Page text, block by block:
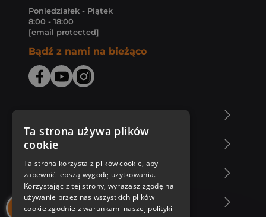
Poniedziałek - Piątek
8:00 - 18:00
[email protected]
Bądź z nami na bieżąco
Zakupy u nas
Nasza oferta
Nasi autorzy
Ta strona używa plików
cookie
Ta strona korzysta z plików cookie, aby
zapewnić lepszą wygodę użytkowania.
Korzystając z tej strony, wyrażasz zgodę na
używanie przez nas wszystkich plików
cookie zgodnie z warunkami naszej polityki